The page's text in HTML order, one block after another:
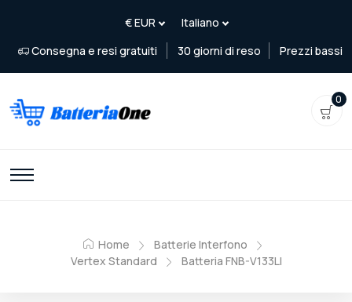
Consegna e resi gratuiti 30 giorni di reso Prezzi bassi
0
Home
Batterie Interfono
Vertex Standard
Batteria FNB-V133LI